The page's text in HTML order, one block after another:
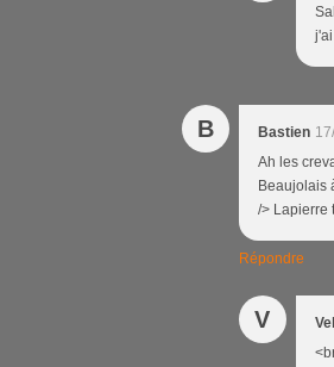
B Bastien
Ah les
Beaujolais
/> Lapierre
Répondre
V